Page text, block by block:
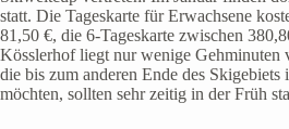
statt. Die Tageskarte für Erwachsene
81,50 €, die 6-Tageskarte zwischen
Kösslerhof liegt nur wenige Gehminuten
die bis zum anderen Ende des
möchten, sollten sehr zeitig in der Früh